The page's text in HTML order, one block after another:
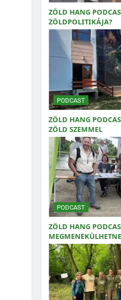
ZÖLD HANG
ZÖLDPOLITIKÁJA?
PODCAST
ZÖLD HANG
ZÖLD SZEMMEL
PODCAST
ZÖLD HANG